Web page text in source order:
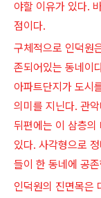
야할 이유가 있다.
점이다.
구체적으로 인덕원
존되어있는 동네이
아파트단지가 도시
의미를 지닌다. 관
뒤편에는 이 삼층의
있다. 사각형으로
들이 한 동네에 공
인덕원의 진면목은